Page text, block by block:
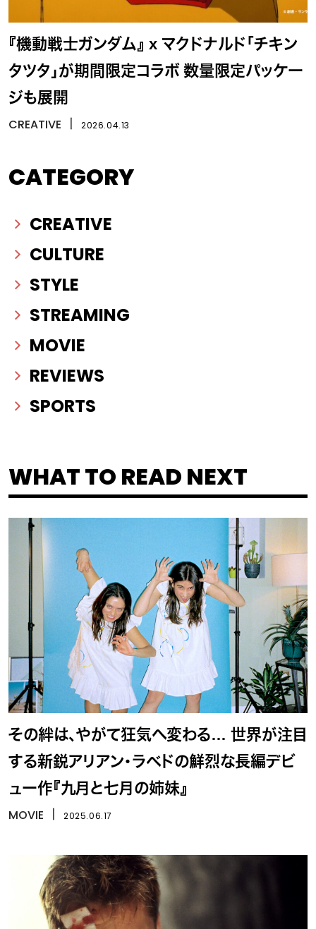
『機動戦士ガンダム』 x マクドナルド「チキン
タツタ」が期間限定コラボ 数量限定パッケー
ジも展開
CREATIVE 2026.04.13
CATEGORY
CREATIVE
CULTURE
STYLE
STREAMING
MOVIE
REVIEWS
SPORTS
WHAT TO READ NEXT
その絆は、やがて狂気へ変わる… 世界が注目
する新鋭アリアン・ラベドの鮮烈な長編デビ
ュー作『九月と七月の姉妹』
MOVIE 2025.06.17